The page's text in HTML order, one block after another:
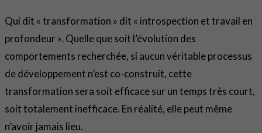
Qui dit « transformation » dit « introspection et travail en
profondeur ». Quelle que soit l’évolution des
comportements recherchée, si aucun véritable processus
de développement n’est co-construit, cette
transformation sera soit efficace sur un temps très court,
soit totalement inefficace. En réalité, elle peut même
n’avoir jamais lieu.